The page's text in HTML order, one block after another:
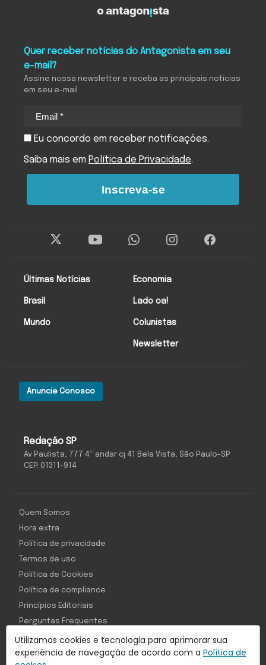
Utilizamos cookies e tecnologia para aprimorar sua
experiência de navegação de acordo com a Política de
Redação SP
Av Paulista, 777 4º andar cj 41 Bela Vista, São Paulo-SP
CEP: 01311-914
Anuncie Conosco
Últimas Notícias
Brasil
Mundo
Economia
Lado oa!
Colunistas
Newsletter
Quer receber notícias do Antagonista em seu
e-mail?
Assine nossa newsletter e receba as principais notícias
em seu e-mail
Eu concordo em receber notificações.
Saiba mais em Política de Privacidade.
Inscreva-se
Quem Somos
Hora extra
Política de privacidade
Termos de uso
Política de Cookies
Política de compliance
Princípios Editoriais
Perguntas Frequentes